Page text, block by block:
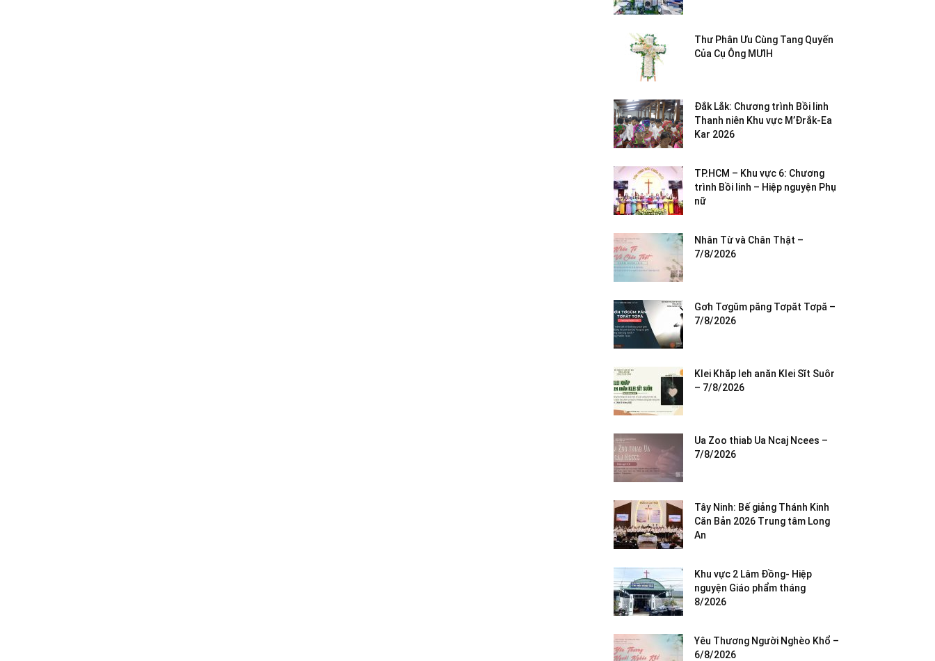
Thư Phân Ưu Cùng Tang Quyến
Của Cụ Ông MƯIH
Đắk Lắk: Chương trình Bồi linh
Thanh niên Khu vực M’Đrắk-Ea
Kar 2026
TP.HCM – Khu vực 6: Chương
trình Bồi linh – Hiệp nguyện Phụ
nữ
Nhân Từ và Chân Thật –
7/8/2026
Gơh Tơgŭm păng Tơpăt Tơpă –
7/8/2026
Klei Khăp leh anăn Klei Sĭt Suôr
– 7/8/2026
Ua Zoo thiab Ua Ncaj Ncees –
7/8/2026
Tây Ninh: Bế giảng Thánh Kinh
Căn Bản 2026 Trung tâm Long
An
Khu vực 2 Lâm Đồng- Hiệp
nguyện Giáo phẩm tháng
8/2026
Yêu Thương Người Nghèo Khổ –
6/8/2026